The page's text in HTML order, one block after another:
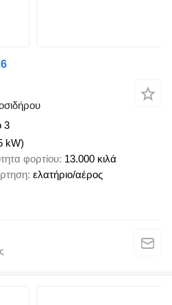
3
kW)
φορτίου 13.000 κιλά
ελατήριο/αέρος